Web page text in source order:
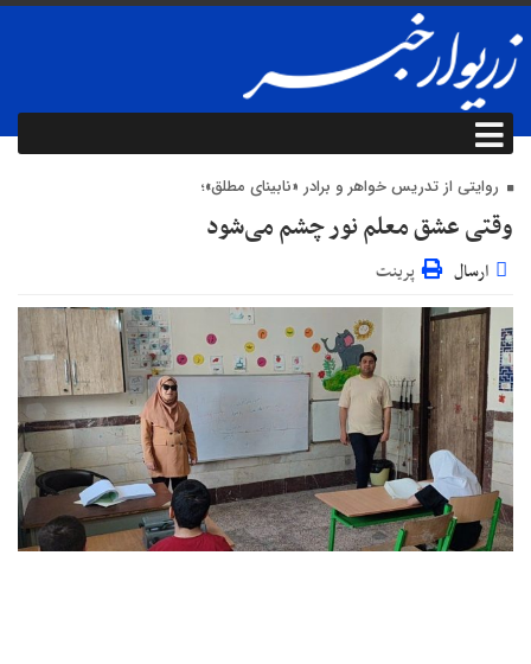
روایتی از تدریس خواهر و برادر «نابینای مطلق»؛
وقتی عشق معلم نور چشم می‌شود
ارسال پرینت